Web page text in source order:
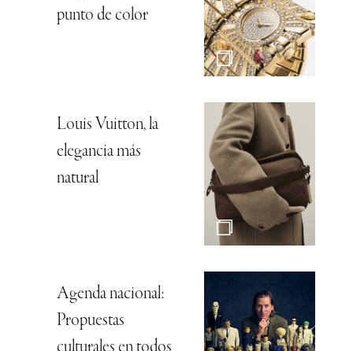
punto de color
Louis Vuitton, la
elegancia más
natural
Agenda nacional:
Propuestas